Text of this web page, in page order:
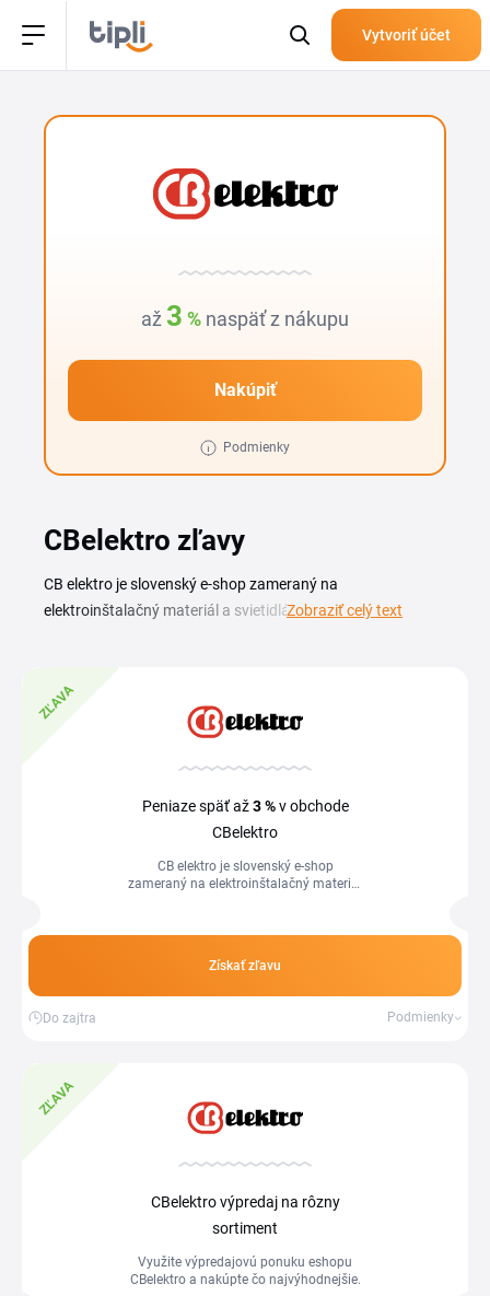
Vytvoriť účet
až 3 % naspäť z nákupu
Nakúpiť
Podmienky
CBelektro zľavy
CB elektro je slovenský e-shop zameraný na
elektroinštalačný materiál a svietidlá od overených
osvetlenia do domácnosti, dielne či kancelárie. So CB
elektro zľavovým kódom zaplatíte za vybavenie
elektroinštalácie ešte výhodnejšie. Či už dokončujete
novostavbu, rekonštruujete byt alebo len dopĺňate
tejto stránke vám pomôžu znížiť cenu nákupu. Stačí si
e-shope CB elektro.
Zobraziť celý text
ZĽAVA
Peniaze späť až3 %v obchode
CBelektro
CB elektro je slovenský e-shop
zameraný na elektroinštalačný materiál
Získať zľavu
Do zajtra Podmienky
ZĽAVA
CBelektro výpredaj na rôzny
sortiment
Využite výpredajovú ponuku eshopu
CBelektro a nakúpte čo najvýhodnejšie.